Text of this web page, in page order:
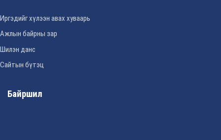
Иргэдийг хүлээн авах хуваарь
Ажлын байрны зар
Шилэн данс
Сайтын бүтэц
Байршил